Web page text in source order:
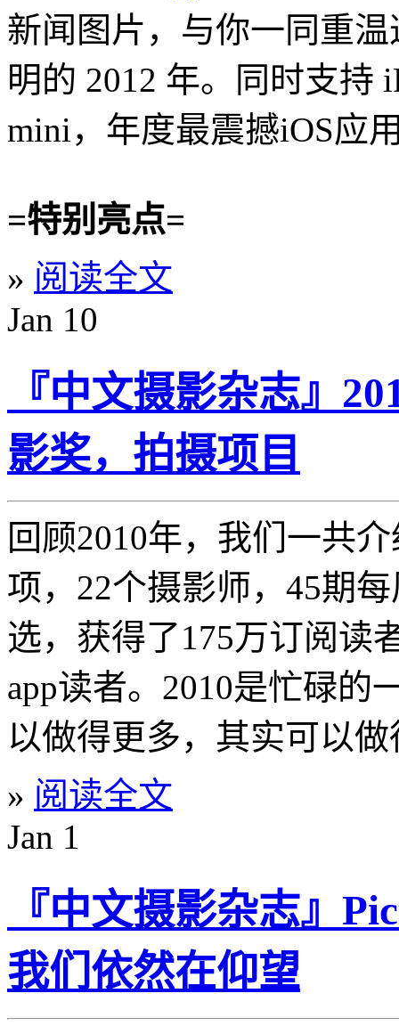
新闻图片，与你一同重
明的 2012 年。同时支持
mini，年度最震撼iOS应
=特别亮点=
» 阅读全文
Jan 10
『中文摄影杂志』
影奖，拍摄项目
回顾2010年，我们一共
项，22个摄影师，45期
选，获得了175万订阅读
app读者。2010是忙碌的
以做得更多，其实可以
» 阅读全文
Jan 1
『中文摄影杂志』
我们依然在仰望